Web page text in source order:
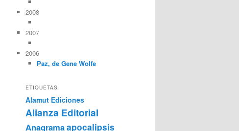
2008
2007
2006
Paz, de Gene Wolfe
ETIQUETAS
Alamut Ediciones
Alianza Editorial
Anagramaapocalipsis